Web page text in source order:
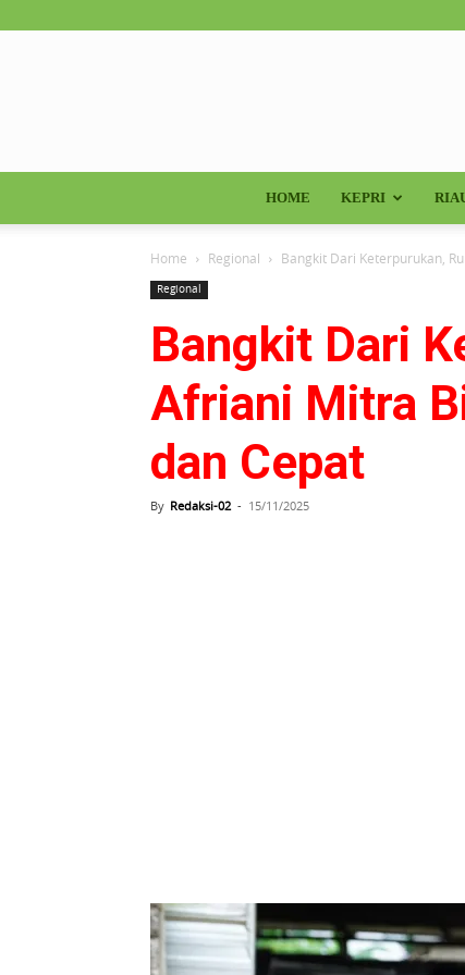
HOME KEPRI
Home Regional Bangkit Dari Keterpurukan,
Regional
Bangkit Dari
Afriani Mitra
dan Cepat
By Redaksi-02 - 15/11/2025